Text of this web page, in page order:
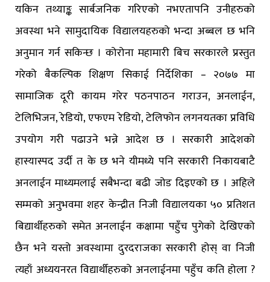
यकिन तथ्याङ्क सार्बजनिक गरिएको नभएतापनि उनीहरुको
अवस्था भने सामुदायिक विद्यालयहरुको भन्दा अब्बल छ भनि
अनुमान गर्न सकिन्छ । कोरोना महामारी बिच सरकारले प्रस्तुत
गरेको बैकल्पिक शिक्षण सिकाई निर्देशिका – २०७७ मा
सामाजिक दूरी कायम गरेर पठनपाठन गराउन, अनलाईन,
टेलिभिजन, रेडियो, एफएम रेडियो, टेलिफोन लगनयतका प्रविधि
उपयोग गरी पढाउने भन्ने आदेश छ । सरकारी आदेशको
हास्यास्पद उर्दी त के छ भने यीमध्ये पनि सरकारी निकायबाटै
अनलाईन माध्यमलाई सबैभन्दा बढी जोड दिइएको छ । अहिले
सम्मको अनुभवमा शहर केन्द्रीत निजी विद्यालयका ५० प्रतिशत
बिद्यार्थीहरुको समेत अनलाईन कक्षामा पहुँच पुगेको देखिएको
छैन भने यस्तो अवस्थामा दुरदराजका सरकारी होस् वा निजी
त्यहाँ अध्ययनरत विद्यार्थीहरुको अनलाईनमा पहुँच कति होला ?